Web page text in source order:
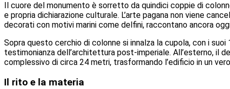
Il cuore del monumento è sorretto da quindici coppie di
e propria dichiarazione culturale. L’arte pagana non viene
decorati con motivi marini come delfini, raccontano ancora
Sopra questo cerchio di colonne si innalza la cupola, con i
testimonianza dell’architettura post-imperiale. All’esterno, il
complessivo di circa 24 metri, trasformando l’edificio in un
Il rito e la materia